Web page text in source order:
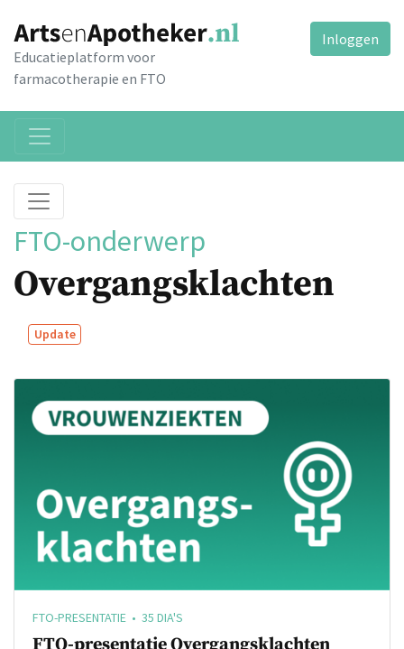
Educatieplatform voor
farmacotherapie en FTO
Inloggen
FTO-onderwerp
Overgangsklachten
Update
FTO-PRESENTATIE • 35 DIA'S